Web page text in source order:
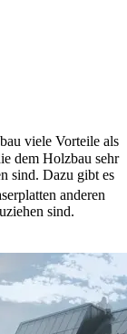
viele Vorteile als
dem Holzbau sehr
sind. Dazu gibt es
anderen
sind.